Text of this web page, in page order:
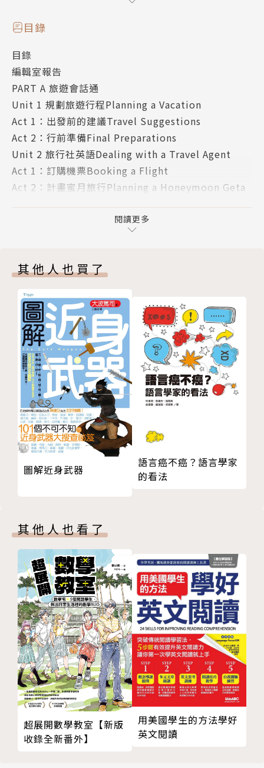
‧請問我可以在哪裡買地鐵通行券？
‧我房間的空調好像有問題。
‧請問這個可以退稅嗎？要去哪裡辦退稅？
‧請問你們有機場接駁服務嗎？
還可以透過這本書看到達人推薦的世界景點：
一探千年風華的京都、浪漫的普羅旺斯
享受聖托里尼的陽光、北國限定的冬祭慶典
有了這本書，讓你就不再害怕開口說英語
還能擁有豐富的旅遊知識，千萬別錯過！
世界很大，不要讓語言侷限你的腳步
「Part A：旅遊會話通」
各種實用會話，從行前規劃、和旅行社接洽、自助旅行
的事前準備開始，到搭機、入境、訂房住宿、購物退
稅、用餐，甚至是問路、租車英語到急難救助等內容，
都幫你準備好相關課程，讓你學到最道地、最實用的對
話，並利用真人影片讓你更能身歷其境地學習。
「Part B：繞著地球玩」
收錄25篇精彩旅遊文章，包括達人嚴選的「熱門景
點」、「私房推薦」及「季節限定」的特色旅遊，可先
閱讀文章、重點單字例句和文法說明，並根據主題補充
旅遊相關資訊，讓您在出國前認識各地風俗文化與美食
目錄
目錄
編輯室報告
PART A 旅遊會話通
Unit 1 規劃旅遊行程Planning a Vacation
Act 1：出發前的建議Travel Suggestions
Act 2：行前準備Final Preparations
Unit 2 旅行社英語Dealing with a Travel Agent
Act 1：訂購機票Booking a Flight
Act 2：計畫蜜月旅行Planning a Honeymoon Geta
Unit 3 自助旅行英語Let’s Go Backpacking
Act 1：兌換外幣Money Exchange
Unit 4 機場英語Airport English
Act 2：合法通關Cruising through Customs
Unit 5 機上英語In-Flight English
Act 1：搭機登機輕鬆GO EZ Check-In
Act 2：我能為你服務嗎？How May I Help You?
Unit 6 旅館英語Finding a Home Away from Home
Act 1：登記入住Checking into a Hotel
Act 2：待客之道A Helpful Concierge
Unit 7 住房英語Staying in a Hotel
Act 1：Accidentally1 Locked Out意外被反鎖在外
Act 2：辦理退房Checkout Time
Unit 8 購物英語Let’s Go Shopping
Act 1：超出預算Beyond Her Budget
Act 1：難以抉擇So Many Choices
Act 2：甜蜜的驚喜A Little Surprise
Unit 10 問路英語Asking for Directions
Act 1：走捷徑Taking a Shortcut
Act 2：搭乘大眾運輸工具Using Public Transportat
ion
Unit 11 租車英語Renting a Car
Act 1：辦理租車手續Taking Care of the Paperwork
Act 2：處理行車狀況Dealing with Problems
Unit 12 急難救助英語Travel Emergency
Act 1：不幸遭竊An Unfortunate Theft
Act 2：遺失藥物A Medical Problem
PART B 繞著地球玩
旅遊達人10大嚴選
閱讀更多
其他人也買了
圖解近身武器
語言癌不癌？語言學家
的看法
其他人也看了
超展開數學教室【新版
收錄全新番外】
用美國學生的方法學好
英文閱讀